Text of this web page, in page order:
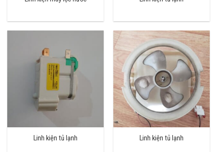
Linh kiện tủ lạnh Linh kiện tủ lạnh